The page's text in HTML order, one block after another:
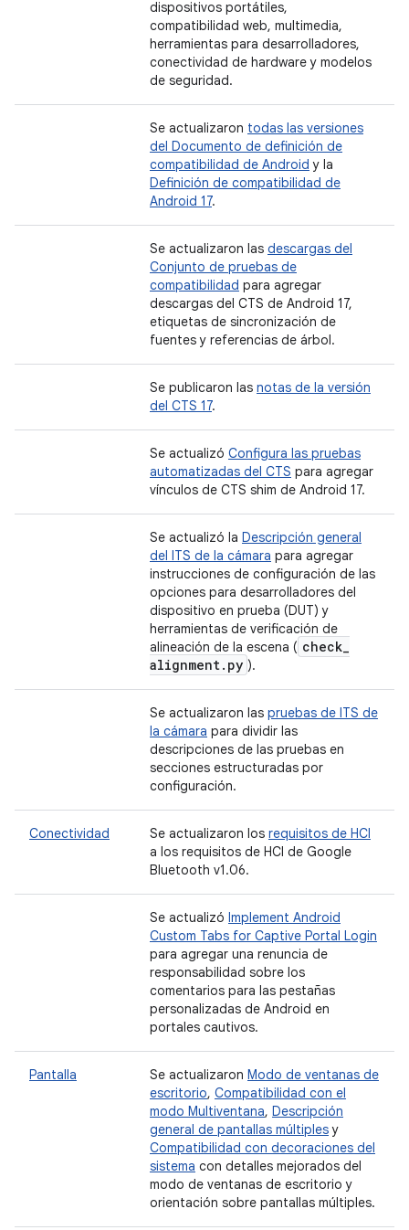
dispositivos portátiles,
compatibilidad web, multimedia,
herramientas para desarrolladores,
conectividad de hardware y modelos
de seguridad.
Se actualizaron todas las versiones
del Documento de definición de
compatibilidad de Android y la
Definición de compatibilidad de
Android 17.
Se actualizaron las descargas del
Conjunto de pruebas de
compatibilidad para agregar
descargas del CTS de Android 17,
etiquetas de sincronización de
fuentes y referencias de árbol.
Se publicaron las notas de la versión
del CTS 17.
Se actualizó Configura las pruebas
automatizadas del CTS para agregar
vínculos de CTS shim de Android 17.
Se actualizó la Descripción general
del ITS de la cámara para agregar
instrucciones de configuración de las
opciones para desarrolladores del
dispositivo en prueba (DUT) y
herramientas de verificación de
alineación de la escena ( check_
alignment. py ).
Se actualizaron las pruebas de ITS de
la cámara para dividir las
descripciones de las pruebas en
secciones estructuradas por
configuración.
Conectividad Se actualizaron los requisitos de HCI
a los requisitos de HCI de Google
Bluetooth v1.06.
Se actualizó Implement Android
Custom Tabs for Captive Portal Login
para agregar una renuncia de
responsabilidad sobre los
comentarios para las pestañas
personalizadas de Android en
portales cautivos.
Pantalla Se actualizaron Modo de ventanas de
escritorio, Compatibilidad con el
modo Multiventana, Descripción
general de pantallas múltiplesy
Compatibilidad con decoraciones del
sistema con detalles mejorados del
modo de ventanas de escritorio y
orientación sobre pantallas múltiples.